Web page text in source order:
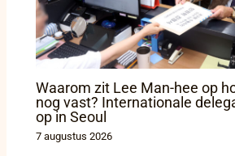
Waarom zit Lee Man-hee op
nog vast? Internationale
op in Seoul
7 augustus 2026